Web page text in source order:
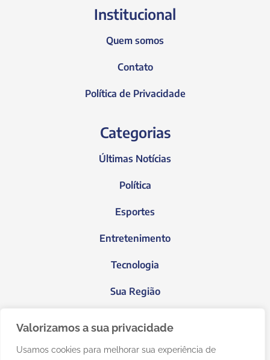
Valorizamos a sua privacidade
Usamos cookies para melhorar sua experiência de
Institucional
Quem somos
Contato
Política de Privacidade
Categorias
Últimas Notícias
Política
Esportes
Entretenimento
Tecnologia
Sua Região